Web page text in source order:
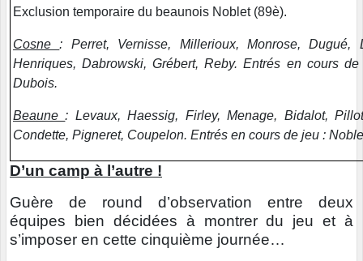
Exclusion temporaire du beaunois Noblet (89è).
Cosne: Perret, Vernisse, Millerioux, Monrose, Dugué,
Henriques, Dabrowski, Grébert, Reby. Entrés en cours
Dubois.
Beaune: Levaux, Haessig, Firley, Menage, Bidalot,
Condette, Pigneret, Coupelon. Entrés en cours de jeu :
D’un camp à l’autre !
Guère de round d’observation entre deux
équipes bien décidées à montrer du jeu et à
s’imposer en cette cinquième journée…